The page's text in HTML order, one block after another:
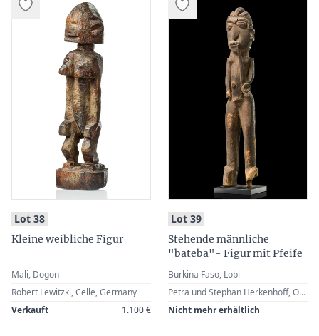
Lot 38:
Kleine weibliche Figur
Mali, Dogon
Robert Lewitzki, Celle, Germany
Verkauft
1.100 €
Lot 39:
Stehende männliche
"bateba"- Figur mit Pfeife
Burkina Faso, Lobi
Petra und Stephan Herkenhoff, Osnabrück, Germany · Floros Katsouros, Hannover, Germany · Olaf Pfennig, Hannover, Germany · Zemanek-Münster, 86. Tribal Art Auction, Vol. II, Würzburg, 27 May 2017, Lot 214 · Robert Lewitzki, Celle, Germany
Nicht mehr erhältlich